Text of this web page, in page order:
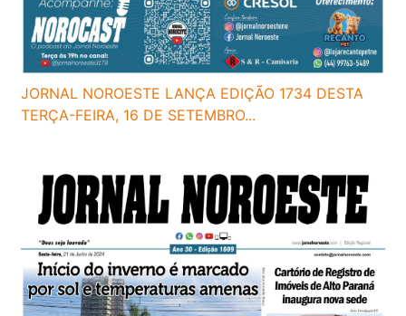
JORNAL NOROESTE LANÇA EDIÇÃO 1734 DESTA
TERÇA-FEIRA, 16 DE SETEMBRO...